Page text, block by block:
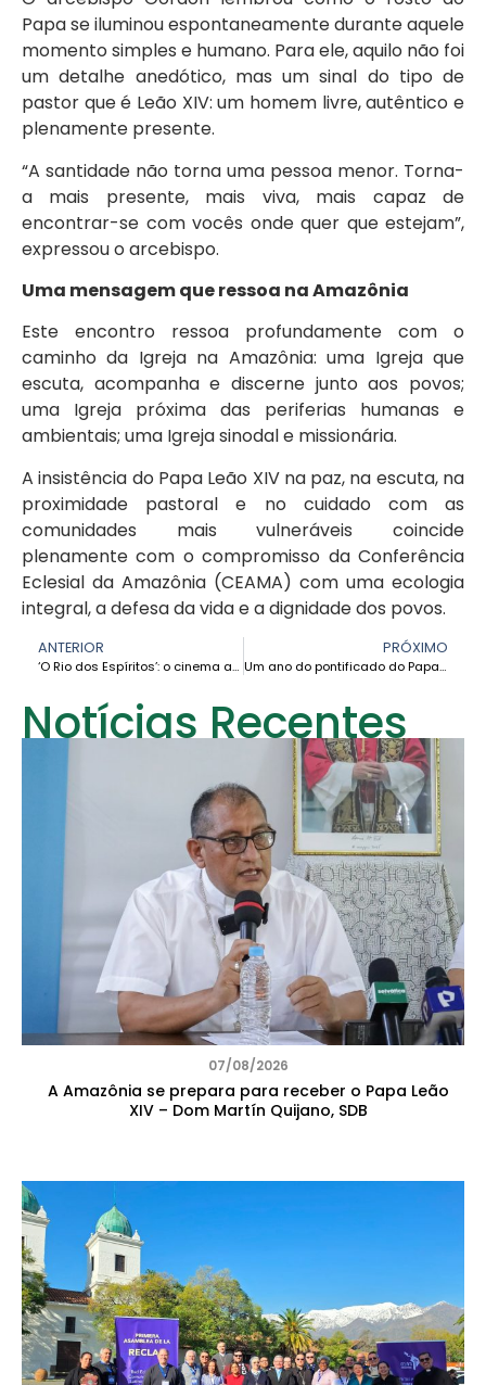
Papa se iluminou espontaneamente durante aquele
momento simples e humano. Para ele, aquilo não foi
um detalhe anedótico, mas um sinal do tipo de
pastor que é Leão XIV: um homem livre, autêntico e
plenamente presente.
“A santidade não torna uma pessoa menor. Torna-
a mais presente, mais viva, mais capaz de
encontrar-se com vocês onde quer que estejam”,
expressou o arcebispo.
Uma mensagem que ressoa na Amazônia
Este encontro ressoa profundamente com o
caminho da Igreja na Amazônia: uma Igreja que
escuta, acompanha e discerne junto aos povos;
uma Igreja próxima das periferias humanas e
ambientais; uma Igreja sinodal e missionária.
A insistência do Papa Leão XIV na paz, na escuta, na
proximidade pastoral e no cuidado com as
comunidades mais vulneráveis coincide
plenamente com o compromisso da Conferência
Eclesial da Amazônia (CEAMA) com uma ecologia
integral, a defesa da vida e a dignidade dos povos.
ANTERIOR
‘O Rio dos Espíritos’: o cinema amazônico equatoriano ganha destaque na cena internacional a partir dos territórios
PRÓXIMO
Um ano do pontificado do Papa Leão XIV: uma voz de esperança para a Amazônia
Notícias Recentes
07/08/2026
A Amazônia se prepara para receber o Papa Leão
XIV – Dom Martín Quijano, SDB